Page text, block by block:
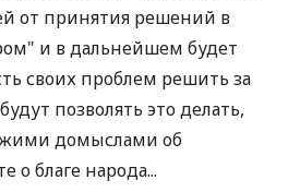
от принятия решений в
и в дальнейшем будет
своих проблем решить за
позволять это делать,
домыслами об
о благе народа...